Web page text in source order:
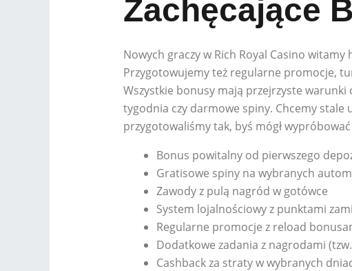
Zachęcające
Nowych graczy w Rich Royal Casino
Przygotowujemy też regularne promocje,
Wszystkie bonusy mają przejrzyste
tygodnia czy darmowe spiny. Chcemy stale
przygotowaliśmy tak, byś mógł
Bonus powitalny od pierwszego
Gratisowe spiny na wybranych
Zawody z pulą nagród w gotówce
System lojalnościowy z punktami
Regularne promocje z reload
Dodatkowe zadania z nagrodami (tzw.
Cashback za straty w wybranych